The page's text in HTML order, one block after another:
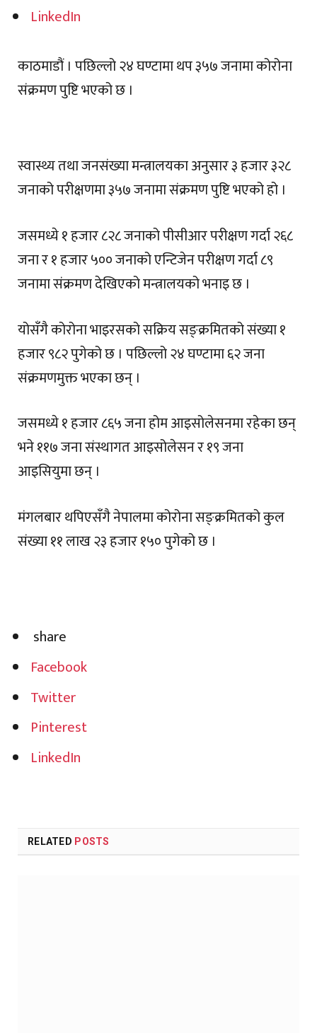
LinkedIn
काठमाडौं । पछिल्लो २४ घण्टामा थप ३५७ जनामा कोरोना
संक्रमण पुष्टि भएको छ ।
स्वास्थ्य तथा जनसंख्या मन्त्रालयका अनुसार ३ हजार ३२८
जनाको परीक्षणमा ३५७ जनामा संक्रमण पुष्टि भएको हो ।
जसमध्ये १ हजार ८२८ जनाको पीसीआर परीक्षण गर्दा २६८
जना र १ हजार ५०० जनाको एन्टिजेन परीक्षण गर्दा ८९
जनामा संक्रमण देखिएको मन्त्रालयको भनाइ छ ।
योसँगै कोरोना भाइरसको सक्रिय सङ्क्रमितको संख्या १
हजार ९८२ पुगेको छ । पछिल्लो २४ घण्टामा ६२ जना
संक्रमणमुक्त भएका छन् ।
जसमध्ये १ हजार ८६५ जना होम आइसोलेसनमा रहेका छन्
भने ११७ जना संस्थागत आइसोलेसन र १९ जना
आइसियुमा छन् ।
मंगलबार थपिएसँगै नेपालमा कोरोना सङ्क्रमितको कुल
संख्या ११ लाख २३ हजार १५० पुगेको छ ।
share
Facebook
Twitter
Pinterest
LinkedIn
RELATED POSTS